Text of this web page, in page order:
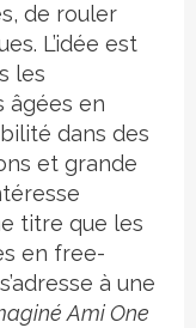
de rouler
L’idée est
les
âgées en
dans des
et grande
titre que les
en free-
à une
Ami One